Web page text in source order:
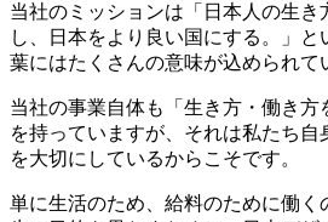
当社のミッションは「日本人の生き
し、日本をより良い国にする。」
葉にはたくさんの意味が込められて
当社の事業自体も「生き方・働き方
を持っていますが、それは私たち自
を大切にしているからこそです。
単に生活のため、給料のために働く